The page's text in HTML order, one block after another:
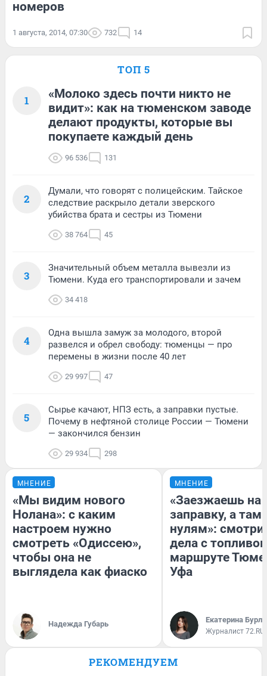
номеров
1 августа, 2014, 07:30 732 14
ТОП 5
1
«Молоко здесь почти никто не
видит»: как на тюменском заводе
делают продукты, которые вы
покупаете каждый день
96 536 131
2
Думали, что говорят с полицейским. Тайское
следствие раскрыло детали зверского
убийства брата и сестры из Тюмени
38 764 45
3
Значительный объем металла вывезли из
Тюмени. Куда его транспортировали и зачем
34 418
4
Одна вышла замуж за молодого, второй
развелся и обрел свободу: тюменцы — про
перемены в жизни после 40 лет
29 997 47
5
Сырье качают, НПЗ есть, а заправки пустые.
Почему в нефтяной столице России — Тюмени
— закончился бензин
29 934 298
МНЕНИЕ
«Мы видим нового
Нолана»: с каким
настроем нужно
смотреть «Одиссею»,
чтобы она не
выглядела как фиаско
Надежда Губарь
МНЕНИЕ
«Заезжаешь на
заправку, а там
нулям»:
дела с
маршруте
Уфа
Екатерина
Журналист 72.RU
РЕКОМЕНДУЕМ